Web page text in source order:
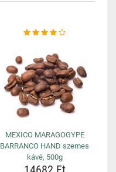
MEXICO MARAGOGYPE
BARRANCO HAND szemes
kávé, 500g